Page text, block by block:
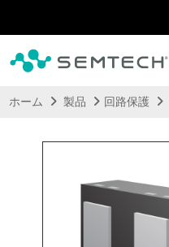
メインコンテンツにスキップ
ホーム 製品 回路保護